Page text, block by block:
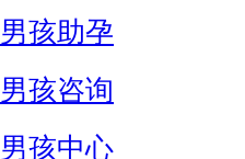
孩助孕
孩咨询
孩中心